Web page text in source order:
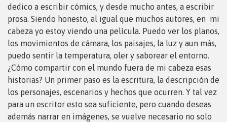
dedico a escribir cómics, y desde mucho antes, a escribir
prosa. Siendo honesto, al igual que muchos autores, en mi
cabeza yo estoy viendo una película. Puedo ver los planos,
los movimientos de cámara, los paisajes, la luz y aun más,
puedo sentir la temperatura, oler y saborear el entorno.
¿Cómo compartir con el mundo fuera de mi cabeza esas
historias? Un primer paso es la escritura, la descripción de
los personajes, escenarios y hechos que ocurren. Y tal vez
para un escritor esto sea suficiente, pero cuando deseas
además narrar en imágenes, se vuelve necesario no solo